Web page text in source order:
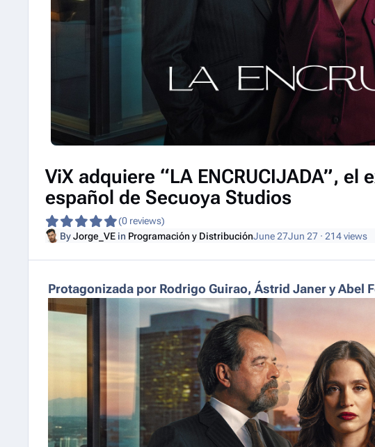
ViX adquiere “LA ENCRUCIJADA”, el
español de Secuoya Studios
(0 reviews)
ByJorge_VEin Programación y DistribuciónJune 27Jun 27· 214 views
Protagonizada por Rodrigo Guirao, Ástrid Janer y Abel